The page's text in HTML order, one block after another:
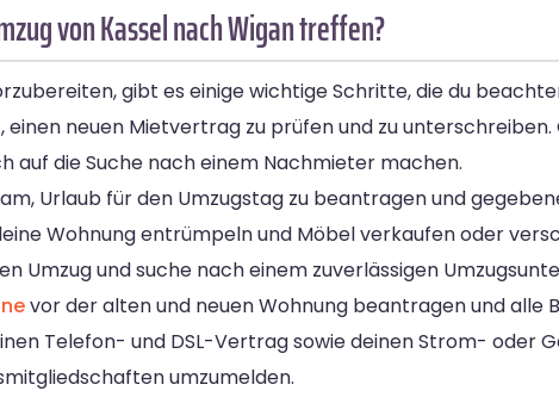
von Kassel nach Wigan treffen?
gibt es einige wichtige Schritte, die du
neuen Mietvertrag zu prüfen und zu
die Suche nach einem Nachmieter machen.
Urlaub für den Umzugstag zu beantragen und
Wohnung entrümpeln und Möbel verkaufen oder
Umzug und suche nach einem zuverlässigen
vor der alten und neuen Wohnung beantragen und alle
Telefon- und DSL-Vertrag sowie deinen Strom- oder
umzumelden.